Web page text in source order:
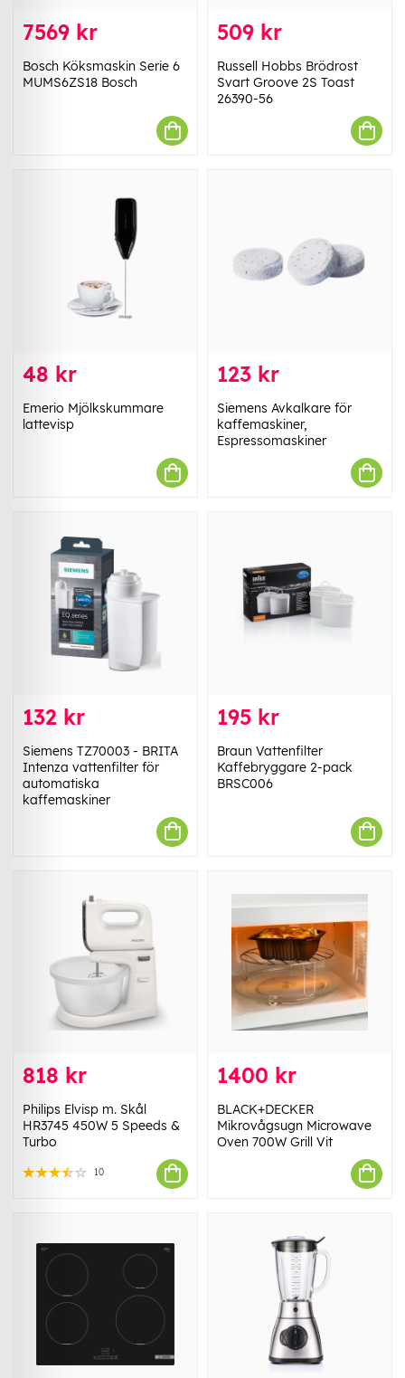
7569 kr
Bosch Köksmaskin Serie 6
MUMS6ZS18 Bosch
509 kr
Russell Hobbs Brödrost
Svart Groove 2S Toast
26390-56
48 kr
Emerio Mjölkskummare
lattevisp
123 kr
Siemens Avkalkare för
kaffemaskiner,
Espressomaskiner
132 kr
Siemens TZ70003 - BRITA
Intenza vattenfilter för
automatiska
kaffemaskiner
195 kr
Braun Vattenfilter
Kaffebryggare 2-pack
BRSC006
818 kr
Philips Elvisp m. Skål
HR3745 450W 5 Speeds &
Turbo
10
1400 kr
BLACK+DECKER
Mikrovågsugn Microwave
Oven 700W Grill Vit